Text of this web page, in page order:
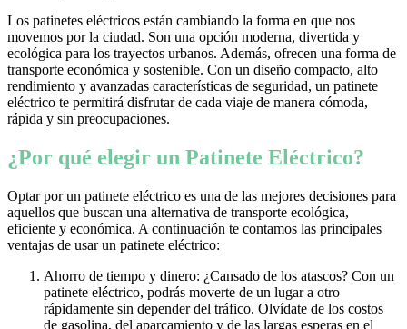
Los patinetes eléctricos están cambiando la forma en que nos
movemos por la ciudad. Son una opción moderna, divertida y
ecológica para los trayectos urbanos. Además, ofrecen una forma de
transporte económica y sostenible. Con un diseño compacto, alto
rendimiento y avanzadas características de seguridad, un patinete
eléctrico te permitirá disfrutar de cada viaje de manera cómoda,
rápida y sin preocupaciones.
¿Por qué elegir un Patinete Eléctrico?
Optar por un patinete eléctrico es una de las mejores decisiones para
aquellos que buscan una alternativa de transporte ecológica,
eficiente y económica. A continuación te contamos las principales
ventajas de usar un patinete eléctrico:
Ahorro de tiempo y dinero: ¿Cansado de los atascos? Con un
patinete eléctrico, podrás moverte de un lugar a otro
rápidamente sin depender del tráfico. Olvídate de los costos
de gasolina, del aparcamiento y de las largas esperas en el